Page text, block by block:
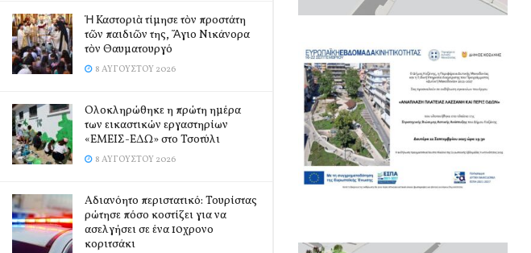
Ἡ Καστοριὰ τίμησε τὸν προστάτη
τῶν παιδιῶν της, Ἅγιο Νικάνορα
τὸν Θαυματουργό
8 ΑΥΓΟΎΣΤΟΥ 2026
Ολοκληρώθηκε η πρώτη ημέρα
των εικαστικών εργαστηρίων
«ΕΜΕΙΣ-ΕΔΩ» στο Τσοτύλι
8 ΑΥΓΟΎΣΤΟΥ 2026
Αδιανόητο περιστατικό: Τουρίστας
ρώτησε πόσο κοστίζει για να
ασελγήσει σε ένα 10χρονο
κοριτσάκι